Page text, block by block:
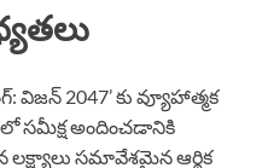
2047’ కు వ్యూహాత్మక
సమీక్ష అందించడానికి
సమావేశమైన ఆర్థిక